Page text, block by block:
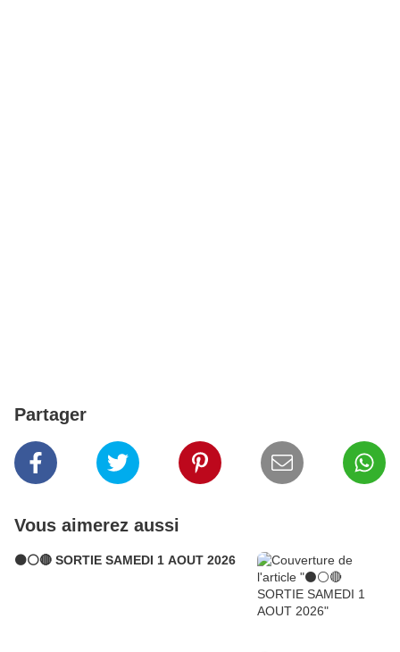
Partager
Vous aimerez aussi
⚫⚪🔴 SORTIE SAMEDI 1 AOUT 2026